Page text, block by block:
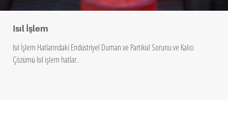
Isıl İşlem
Isıl İşlem Hatlarındaki Endüstriyel Duman ve Partikül Sorunu ve Kalıcı
Çözümü Isıl işlem hatlar..